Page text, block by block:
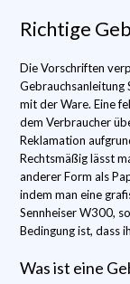
Richtige
Die Vorschriften
Gebrauchsanleitung
mit der Ware. Eine
dem Verbraucher
Reklamation
Rechtsmäßig lässt
anderer Form als
indem man eine
Sennheiser W300,
Bedingung ist, dass
Was ist eine